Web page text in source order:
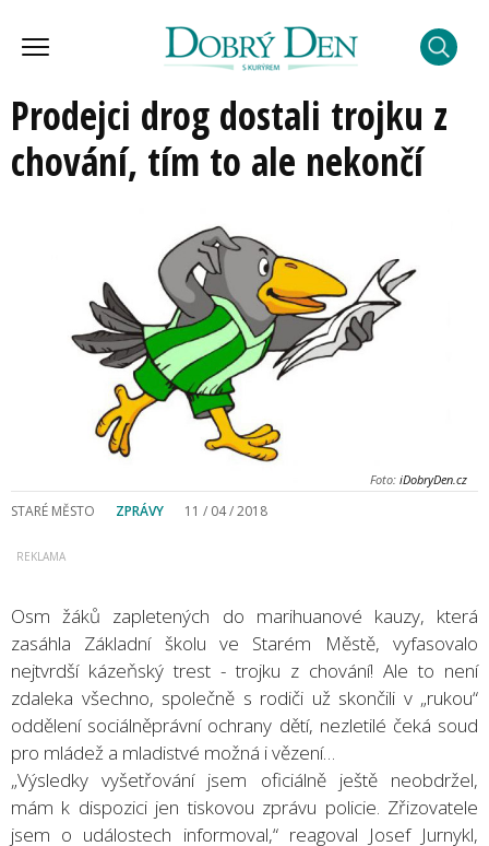
Prodejci drog dostali trojku z
chování, tím to ale nekončí
Foto: iDobryDen.cz
STARÉ MĚSTO ZPRÁVY 11 / 04 / 2018
Osm žáků zapletených do marihuanové kauzy, která
zasáhla Základní školu ve Starém Městě, vyfasovalo
nejtvrdší kázeňský trest - trojku z chování! Ale to není
zdaleka všechno, společně s rodiči už skončili v „rukou“
oddělení sociálněprávní ochrany dětí, nezletilé čeká soud
pro mládež a mladistvé možná i vězení…
„Výsledky vyšetřování jsem oficiálně ještě neobdržel,
mám k dispozici jen tiskovou zprávu policie. Zřizovatele
jsem o událostech informoval,“ reagoval Josef Jurnykl,